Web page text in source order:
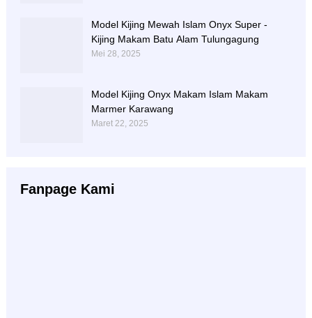
Model Kijing Mewah Islam Onyx Super -
Kijing Makam Batu Alam Tulungagung
Mei 28, 2025
Model Kijing Onyx Makam Islam Makam
Marmer Karawang
Maret 22, 2025
Fanpage Kami